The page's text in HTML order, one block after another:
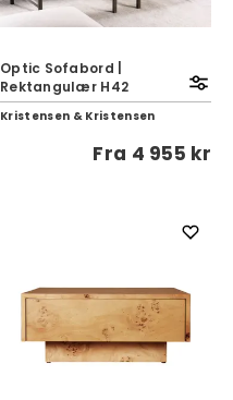
Optic Sofabord |
Rektangulær H42
Kristensen & Kristensen
Fra 4 955 kr